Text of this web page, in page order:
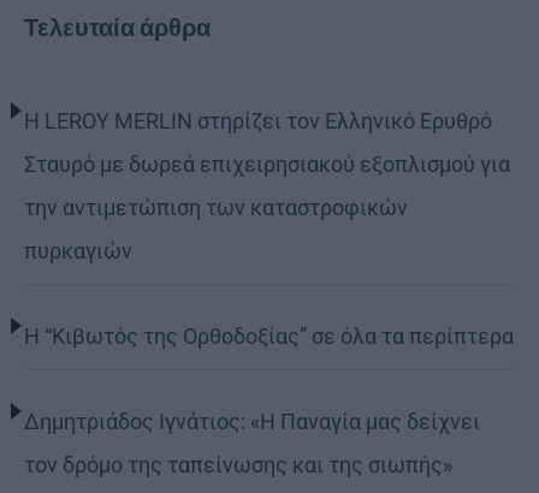
Τελευταία άρθρα
Η LEROY MERLIN στηρίζει τον Ελληνικό Ερυθρό
Σταυρό με δωρεά επιχειρησιακού εξοπλισμού για
την αντιμετώπιση των καταστροφικών
πυρκαγιών
Η “Κιβωτός της Ορθοδοξίας” σε όλα τα περίπτερα
Δημητριάδος Ιγνάτιος: «Η Παναγία μας δείχνει
τον δρόμο της ταπείνωσης και της σιωπής»